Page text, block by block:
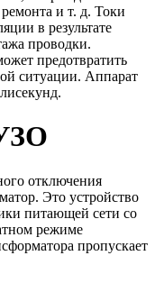
и т. д. Токи
в результате
проводки.
предотвратить
ситуации. Аппарат
отключения
Это устройство
питающей сети со
режиме
пропускает